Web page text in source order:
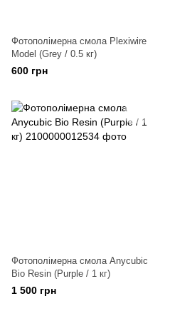
Фотополімерна смола Plexiwire
Model (Grey / 0.5 кг)
600 грн
Фотополімерна смола Anycubic
Bio Resin (Purple / 1 кг)
1 500 грн